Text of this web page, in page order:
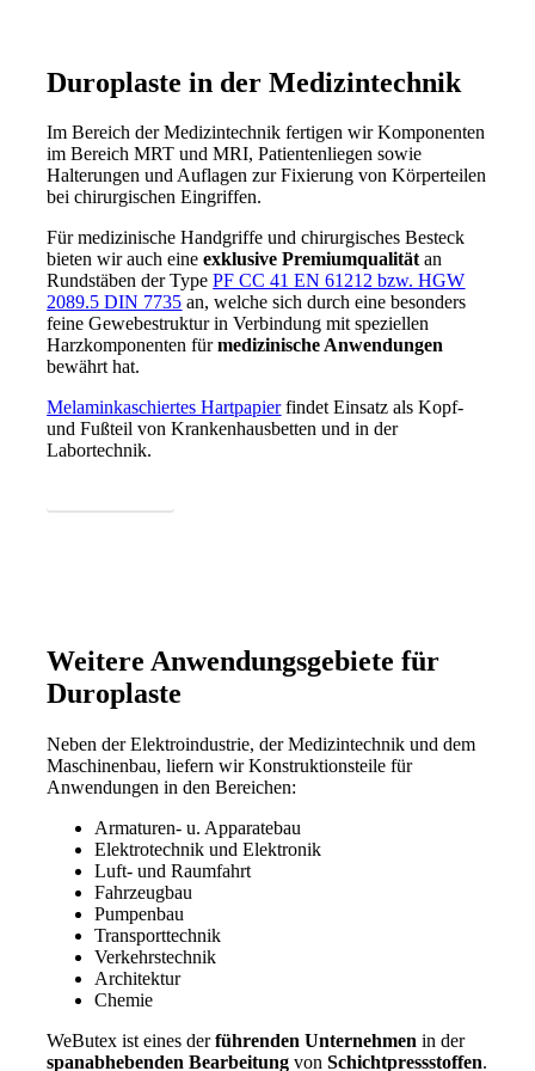
Duroplaste in der Medizintechnik
Im Bereich der Medizintechnik fertigen wir Komponenten
im Bereich MRT und MRI, Patientenliegen sowie
Halterungen und Auflagen zur Fixierung von Körperteilen
bei chirurgischen Eingriffen.
Für medizinische Handgriffe und chirurgisches Besteck
bieten wir auch eineexklusive Premiumqualitätan
Rundstäben der TypePF CC 41 EN 61212 bzw. HGW
2089.5 DIN 7735 an, welche sich durch eine besonders
feine Gewebestruktur in Verbindung mit speziellen
Harzkomponenten fürmedizinische Anwendungen
bewährt hat.
Melaminkaschiertes Hartpapierfindet Einsatz als Kopf-
und Fußteil von Krankenhausbetten und in der
Labortechnik.
Weitere Anwendungs­gebiete für
Duroplaste
Neben der Elektroindustrie, der Medizintechnik und dem
Maschinenbau, liefern wir Konstruktionsteile für
Anwendungen in den Bereichen:
Armaturen- u. Apparatebau
Elektrotechnik und Elektronik
Luft- und Raumfahrt
Fahrzeugbau
Pumpenbau
Transporttechnik
Verkehrstechnik
Architektur
Chemie
WeButex ist eines derführenden Unternehmen in der
spanabhebenden Bearbeitung vonSchichtpressstoffen.